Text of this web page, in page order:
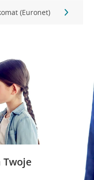
(Euronet)